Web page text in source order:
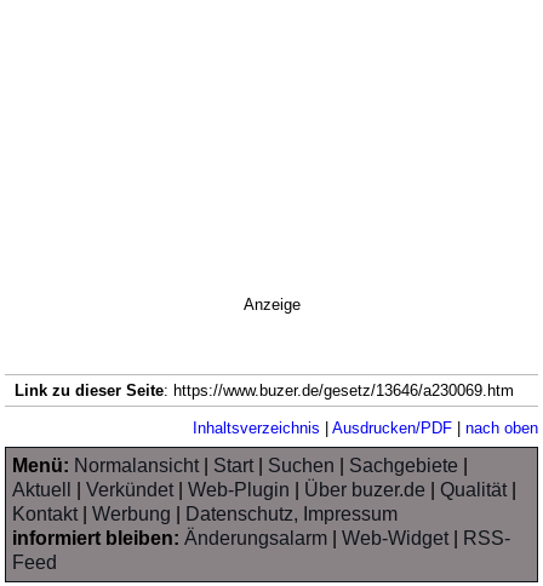
Anzeige
Link zu dieser Seite: https://www.buzer.de/gesetz/13646/a230069.htm
Inhaltsverzeichnis | Ausdrucken/PDF| nach oben
Menü: Normalansicht| Start| Suchen Sachgebiete
Aktuell
|Verkündet|Web-Plugin Über buzer.de |Qualität|
Kontakt|Werbung
Datenschutz, Impressum
informiert bleiben: Änderungsalarm |Web-Widget|
RSS-
Feed